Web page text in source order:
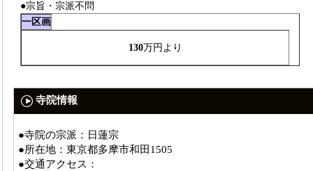
●宗旨・宗派不問
一区画
130万円より
寺院情報
●寺院の宗派：日蓮宗
●所在地：東京都多摩市和田1505
●交通アクセス：